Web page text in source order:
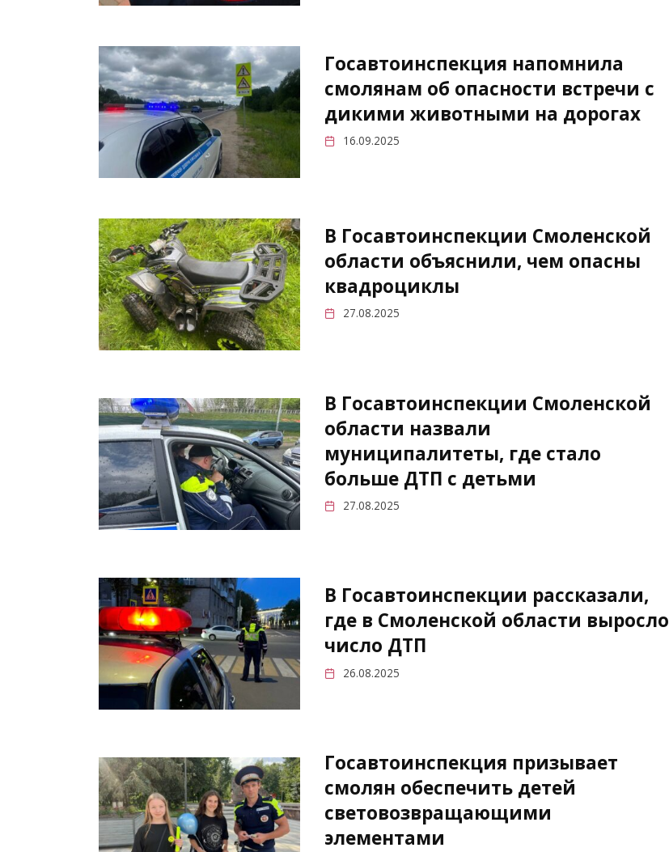
Госавтоинспекция напомнила
смолянам об опасности встречи с
дикими животными на дорогах
16.09.2025
В Госавтоинспекции Смоленской
области объяснили, чем опасны
квадроциклы
27.08.2025
В Госавтоинспекции Смоленской
области назвали
муниципалитеты, где стало
больше ДТП с детьми
27.08.2025
В Госавтоинспекции рассказали,
где в Смоленской области выросло
число ДТП
26.08.2025
Госавтоинспекция призывает
смолян обеспечить детей
световозвращающими
элементами